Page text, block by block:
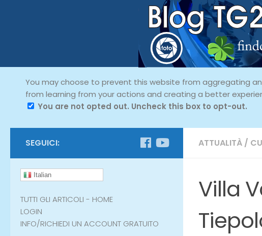
You may choose to prevent this website from aggregating
from learning from your actions and creating a better
You are not opted out. Uncheck this box to opt-out.
ATTUALITÀ /
Villa
SEGUICI:
Italian
TUTTI GLI ARTICOLI - HOME
LOGIN
INFO/RICHIEDI UN ACCOUNT GRATUITO